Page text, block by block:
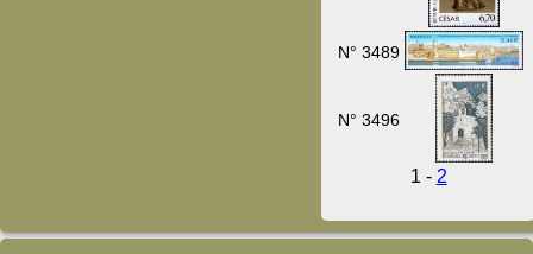
N° 3489
N° 3496
1 - 2